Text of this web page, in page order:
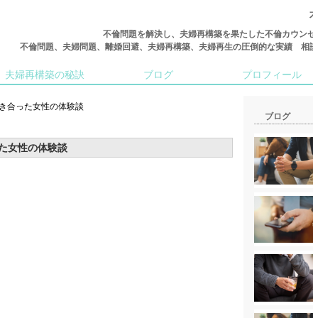
不倫問題を解決し、夫婦再構築を果たした不倫カウン
不倫問題、夫婦問題、離婚回避、夫婦再構築、夫婦再生の圧倒的な実績 相
夫婦再構築の秘訣 ブログ プロフィール
合った女性の体験談
女性の体験談
ブログ